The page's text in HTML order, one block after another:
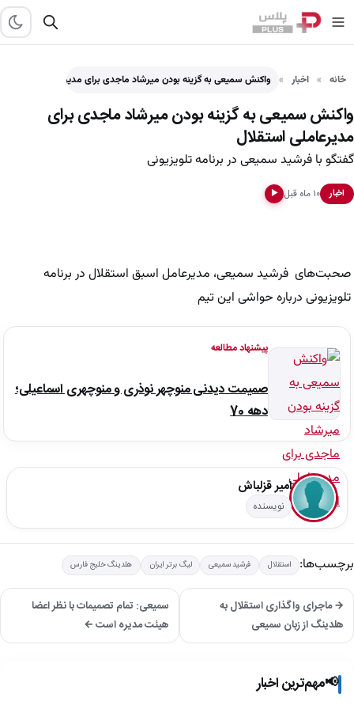
خانه اخبار واکنش سمیعی به گزینه بودن میرشاد ماجدی برای مدیرعاملی استقلال
واکنش سمیعی به گزینه بودن میرشاد ماجدی برای
مدیرعاملی استقلال
گفتگو با فرشید سمیعی در برنامه تلویزیونی
اخبار ۱۰ ماه قبل ▶
صحبت‌های فرشید سمیعی، مدیرعامل اسبق استقلال در برنامه
تلویزیونی درباره حواشی این تیم
پیشنهاد مطالعه
صمیمت دیدنی منوچهر نوذری و منوچهری اسماعیلی؛
دهه 70
امیر قزلباش
نویسنده
برچسب‌ها: استقلال فرشید سمیعی لیگ برتر ایران هلدینگ خلیج فارس
→ ماجرای واگذاری استقلال به
هلدینگ از زبان سمیعی
سمیعی: تمام تصمیمات با نظر اعضا
هیئت مدیره است ←
📢مهم‌ترین اخبار